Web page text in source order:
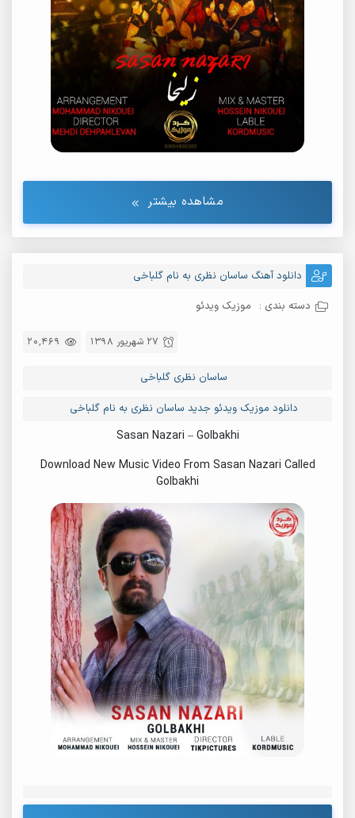
مشاهده بیشتر
دانلود آهنگ ساسان نظری به نام گلباخی
دسته بندی : موزیک ویدئو
20,469 27 شهریور 1398
ساسان نظری گلباخی
دانلود موزیک ویدئو جدید ساسان نظری به نام گلباخی
Sasan Nazari – Golbakhi
Download New Music Video From Sasan Nazari Called
Golbakhi